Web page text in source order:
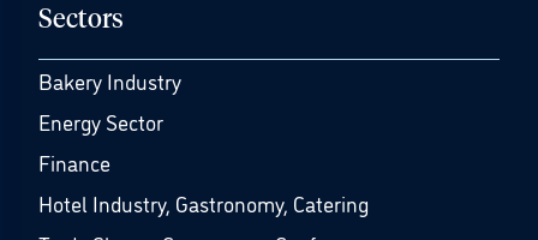
Sectors
Bakery Industry
Energy Sector
Finance
Hotel Industry, Gastronomy, Catering